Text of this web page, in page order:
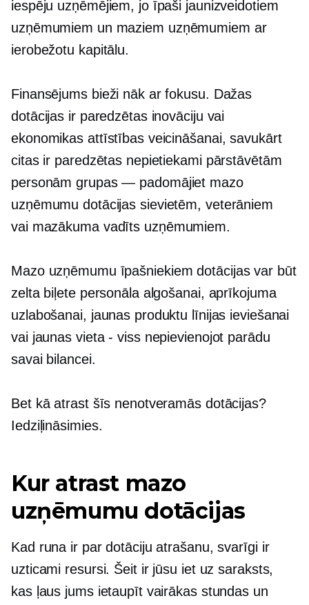
iespēju uzņēmējiem, jo ​​īpaši jaunizveidotiem
uzņēmumiem un maziem uzņēmumiem ar
ierobežotu kapitālu.
Finansējums bieži nāk ar fokusu. Dažas
dotācijas ir paredzētas inovāciju vai
ekonomikas attīstības veicināšanai, savukārt
citas ir paredzētas nepietiekami pārstāvētām
personāmgrupas — padomājiet mazo
uzņēmumu dotācijas sievietēm, veterāniem
vai mazākuma vadīts uzņēmumiem.
Mazo uzņēmumu īpašniekiem dotācijas var būt
zelta biļete personāla algošanai, aprīkojuma
uzlabošanai, jaunas produktu līnijas ieviešanai
vai jaunas vieta - vissnepievienojot parādu
savai bilancei.
Bet kā atrast šīs nenotveramās dotācijas?
Iedziļināsimies.
Kur atrast mazo
uzņēmumu dotācijas
Kad runa ir par dotāciju atrašanu, svarīgi ir
uzticami resursi. Šeit ir jūsu iet uz saraksts,
kas ļaus jums ietaupīt vairākas stundas un